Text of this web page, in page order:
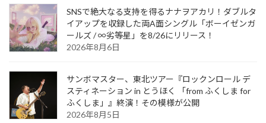
SNSで絶大なる支持を得るナナヲアカリ！ダブルタ
イアップを収録した両A面シングル「ボーイゼンガ
ールズ / ∞劣等星」を8/26にリリース！
2026年8月6日
サンボマスター、東北ツアー『ロックンロール デ
スティネーション in とうほく 「from ふくしま for
ふくしま」』終演！その模様が公開
2026年8月5日